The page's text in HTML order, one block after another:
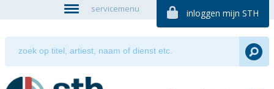
servicemenu inloggen mijn STH